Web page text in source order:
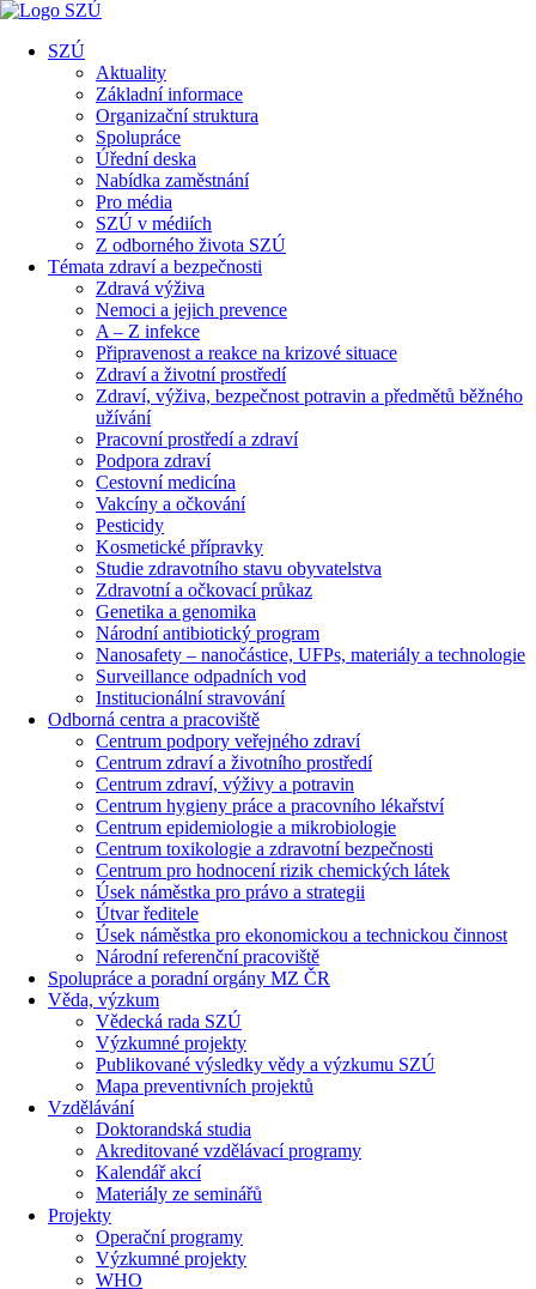
SZÚ
Aktuality
Základní informace
Organizační struktura
Spolupráce
Úřední deska
Nabídka zaměstnání
Pro média
SZÚ v médiích
Z odborného života SZÚ
Témata zdraví a bezpečnosti
Zdravá výživa
Nemoci a jejich prevence
A – Z infekce
Připravenost a reakce na krizové situace
Zdraví a životní prostředí
Zdraví, výživa, bezpečnost potravin a předmětů běžného
užívání
Pracovní prostředí a zdraví
Podpora zdraví
Cestovní medicína
Vakcíny a očkování
Pesticidy
Kosmetické přípravky
Studie zdravotního stavu obyvatelstva
Zdravotní a očkovací průkaz
Genetika a genomika
Národní antibiotický program
Nanosafety – nanočástice, UFPs, materiály a technologie
Surveillance odpadních vod
Institucionální stravování
Odborná centra a pracoviště
Centrum podpory veřejného zdraví
Centrum zdraví a životního prostředí
Centrum zdraví, výživy a potravin
Centrum hygieny práce a pracovního lékařství
Centrum epidemiologie a mikrobiologie
Centrum toxikologie a zdravotní bezpečnosti
Centrum pro hodnocení rizik chemických látek
Úsek náměstka pro právo a strategii
Útvar ředitele
Úsek náměstka pro ekonomickou a technickou činnost
Národní referenční pracoviště
Spolupráce a poradní orgány MZ ČR
Věda, výzkum
Vědecká rada SZÚ
Výzkumné projekty
Publikované výsledky vědy a výzkumu SZÚ
Mapa preventivních projektů
Vzdělávání
Doktorandská studia
Akreditované vzdělávací programy
Kalendář akcí
Materiály ze seminářů
Projekty
Operační programy
Výzkumné projekty
WHO